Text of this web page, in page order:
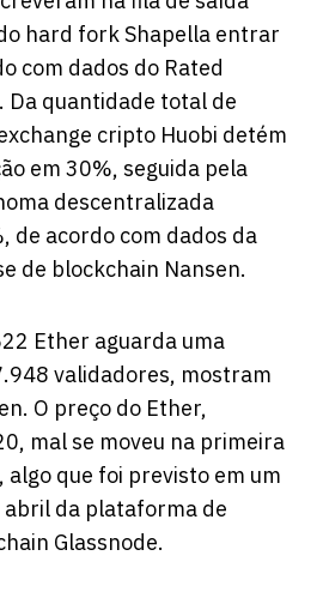
hard fork Shapella entrar
com dados do Rated
Da quantidade total de
cripto Huobi detém
em 30%, seguida pela
descentralizada
de acordo com dados da
de blockchain Nansen.
Ether aguarda uma
validadores, mostram
O preço do Ether,
mal se moveu na primeira
que foi previsto em um
da plataforma de
Glassnode.